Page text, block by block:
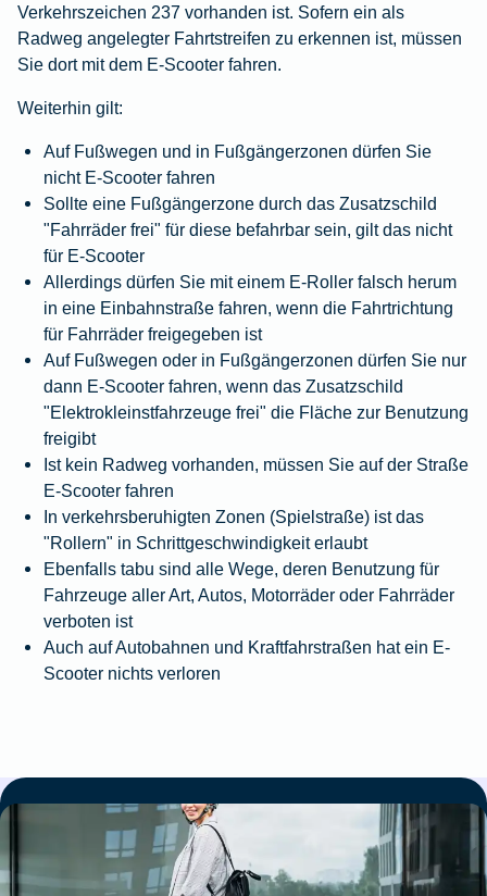
Verkehrszeichen 237 vorhanden ist. Sofern ein als
Radweg angelegter Fahrtstreifen zu erkennen ist, müssen
Sie dort mit dem E-Scooter fahren.
Weiterhin gilt:
Auf Fußwegen und in Fußgängerzonen dürfen Sie
nicht E-Scooter fahren
Sollte eine Fußgängerzone durch das Zusatzschild
"Fahrräder frei" für diese befahrbar sein, gilt das nicht
für E-Scooter
Allerdings dürfen Sie mit einem E-Roller falsch herum
in eine Einbahnstraße fahren, wenn die Fahrtrichtung
für Fahrräder freigegeben ist
Auf Fußwegen oder in Fußgängerzonen dürfen Sie nur
dann E-Scooter fahren, wenn das Zusatzschild
"Elektrokleinstfahrzeuge frei" die Fläche zur Benutzung
freigibt
Ist kein Radweg vorhanden, müssen Sie auf der Straße
E-Scooter fahren
In verkehrsberuhigten Zonen (Spielstraße) ist das
"Rollern" in Schrittgeschwindigkeit erlaubt
Ebenfalls tabu sind alle Wege, deren Benutzung für
Fahrzeuge aller Art, Autos, Motorräder oder Fahrräder
verboten ist
Auch auf Autobahnen und Kraftfahrstraßen hat ein E-
Scooter nichts verloren